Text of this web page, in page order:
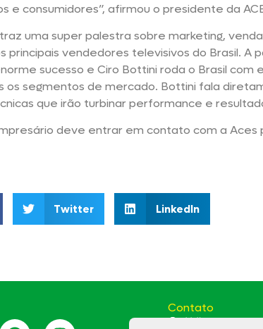
e consumidores”, afirmou o presidente da
uma super palestra sobre marketing,
principais vendedores televisivos do Brasil. A
sucesso e Ciro Bottini roda o Brasil com
os segmentos de mercado. Bottini fala
que irão turbinar performance e
deve entrar em contato com a Aces
Twitter LinkedIn
Contato
(66) 3531-5807